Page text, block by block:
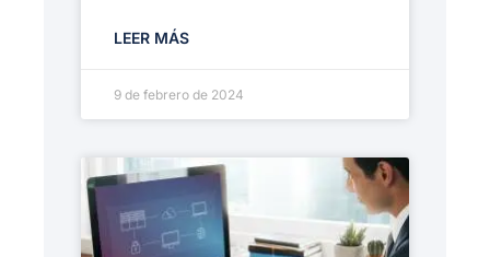
LEER MÁS
9 de febrero de 2024